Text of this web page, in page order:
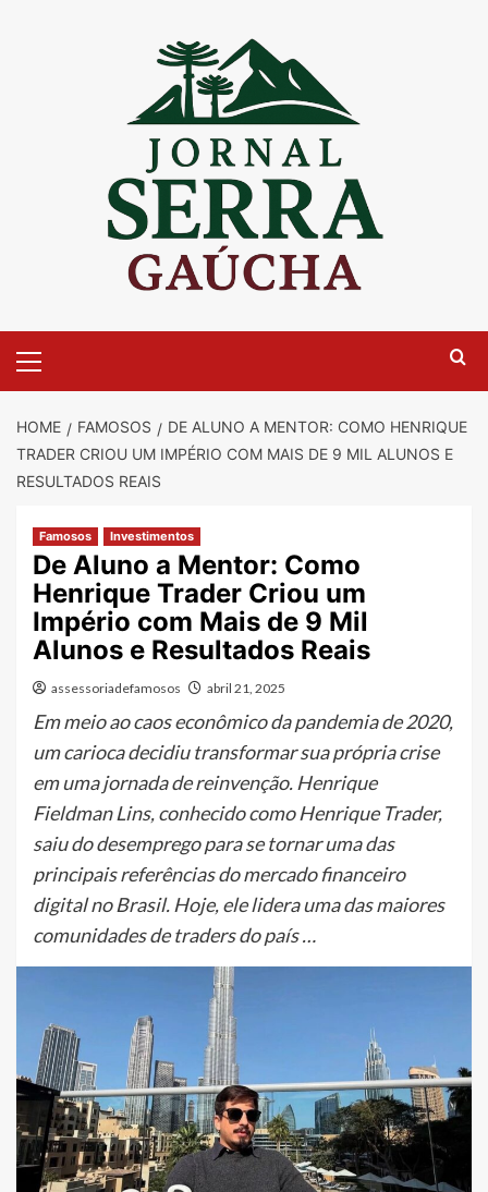
Menu
HOME FAMOSOS
DE ALUNO A MENTOR: COMO HENRIQUE
TRADER CRIOU UM IMPÉRIO COM MAIS DE 9 MIL ALUNOS E
RESULTADOS REAIS
Famosos Investimentos
De Aluno a Mentor: Como
Henrique Trader Criou um
Império com Mais de 9 Mil
Alunos e Resultados Reais
assessoriadefamosos abril 21, 2025
Em meio ao caos econômico da pandemia de 2020,
um carioca decidiu transformar sua própria crise
em uma jornada de reinvenção. Henrique
Fieldman Lins, conhecido como Henrique Trader,
saiu do desemprego para se tornar uma das
principais referências do mercado financeiro
digital no Brasil. Hoje, ele lidera uma das maiores
comunidades de traders do país …